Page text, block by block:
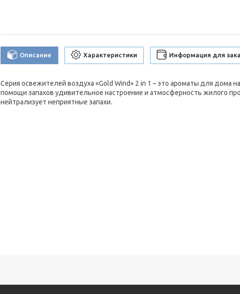
Описание Характеристики Информация для
Серия освежителей воздуха «Gold Wind» 2 in 1 – это ароматы для
помощи запахов удивительное настроение и атмосферность жилого
нейтрализует неприятные запахи.